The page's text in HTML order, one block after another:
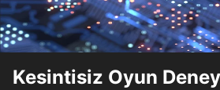
Kesintisiz Oyun